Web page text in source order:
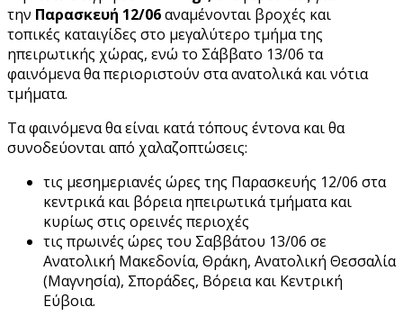
την Παρασκευή 12/06αναμένονται βροχές και
τοπικές καταιγίδες στο μεγαλύτερο τμήμα της
ηπειρωτικής χώρας, ενώ το Σάββατο 13/06 τα
φαινόμενα θα περιοριστούν στα ανατολικά και νότια
τμήματα.
Τα φαινόμενα θα είναι κατά τόπους έντονα και θα
συνοδεύονται από χαλαζοπτώσεις:
τις μεσημεριανές ώρες της Παρασκευής 12/06 στα
κεντρικά και βόρεια ηπειρωτικά τμήματα και
κυρίως στις ορεινές περιοχές
τις πρωινές ώρες του Σαββάτου 13/06 σε
Ανατολική Μακεδονία, Θράκη, Ανατολική Θεσσαλία
(Μαγνησία), Σποράδες, Βόρεια και Κεντρική
Εύβοια.